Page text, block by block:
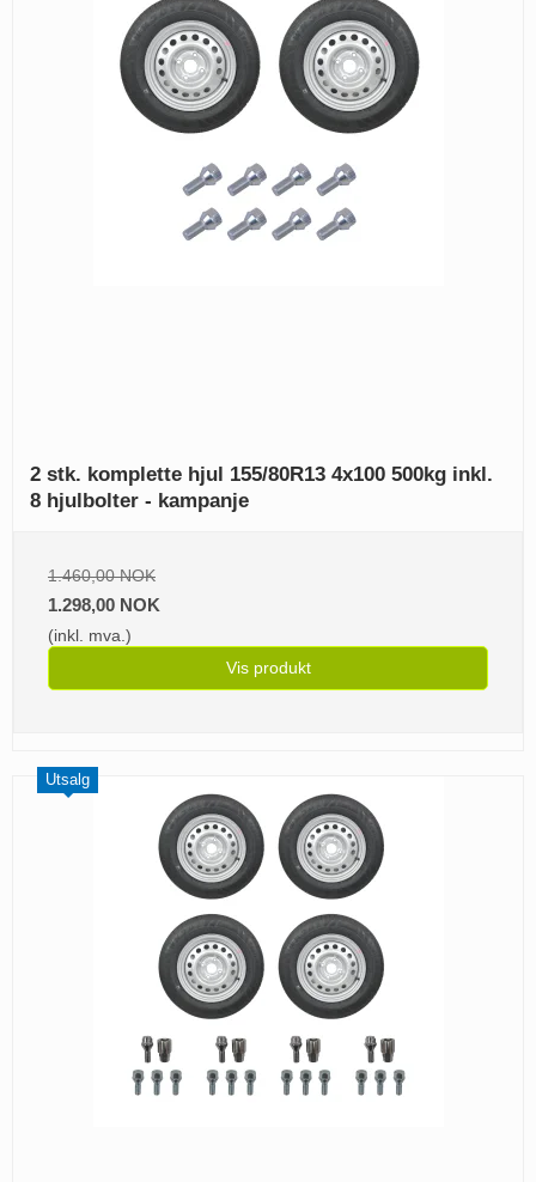
2 stk. komplette hjul 155/80R13 4x100 500kg inkl.
8 hjulbolter - kampanje
1.460,00 NOK
1.298,00 NOK
(inkl. mva.)
Vis produkt
Utsalg